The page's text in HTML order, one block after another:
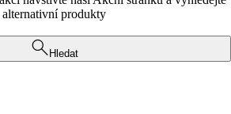
alternativní produkty
Hledat